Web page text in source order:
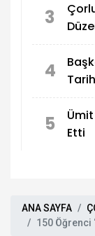
3
4
5
Etti
ANA SAYFA
150 Öğrenci